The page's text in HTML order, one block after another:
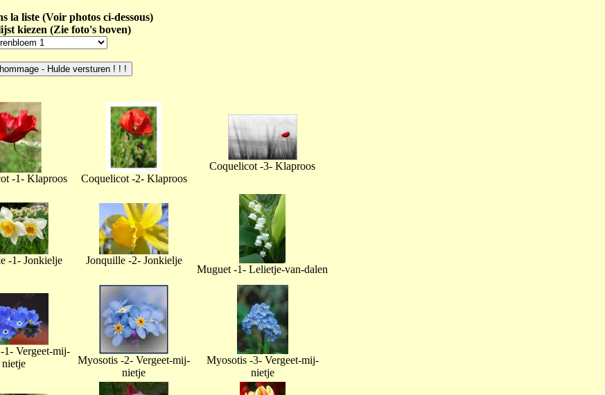
la liste (Voir photos ci-dessous)
kiezen (Zie foto's boven)
-1- Klaproos Coquelicot -2- Klaproos
Coquelicot -3- Klaproos
-1- Jonkielje Jonquille -2- Jonkielje
Muguet -1- Lelietje-van-dalen
1- Vergeet-mij-
nietje
Myosotis -2- Vergeet-mij-
nietje
Myosotis -3- Vergeet-mij-
nietje